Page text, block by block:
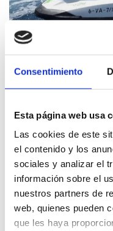
Consentimiento
Esta página web usa
Las cookies de este
el contenido y los
sociales y analizar el
información sobre el
nuestros partners de
web, quienes pueden
que les haya
Dénia